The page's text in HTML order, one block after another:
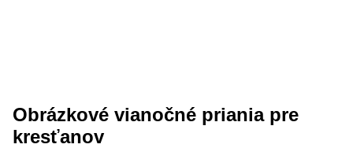
Obrázkové vianočné priania pre
kresťanov